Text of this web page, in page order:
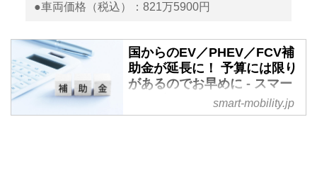
●車両価格（税込）：821万5900円
国からのEV／PHEV／FCV補
助金が延長に！ 予算には限り
があるのでお早めに - スマー
トモビリティJPsmart-mobility.jp